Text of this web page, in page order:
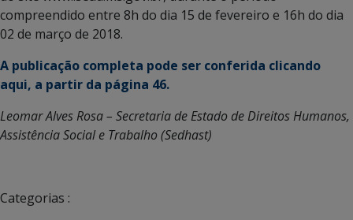
compreendido entre 8h do dia 15 de fevereiro e 16h do dia
02 de março de 2018.
A publicação completa pode ser conferida clicando
aqui, a partir da página 46.
Leomar Alves Rosa – Secretaria de Estado de Direitos Humanos,
Assistência Social e Trabalho (Sedhast)
Categorias :